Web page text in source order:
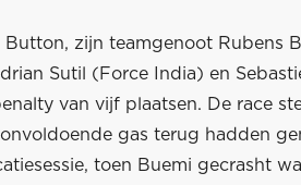
zijn teamgenoot Rubens
Sutil (Force India) en
van vijf plaatsen. De race
gas terug hadden
toen Buemi gecrasht